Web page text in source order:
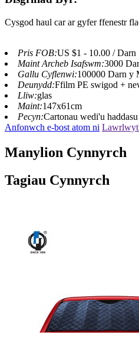
Cysgod haul car ar gyfer ffenestr
Pris FOB:US $1 - 10.00 / Darn
Maint Archeb Isafswm:3000
Gallu Cyflenwi:100000 Darn y
Deunydd:Ffilm PE swigod +
Lliw:glas
Maint:147x61cm
Pecyn:Cartonau wedi'u haddasu
Anfonwch e-bost atom ni
Manylion Cynnyrch
Tagiau Cynnyrch